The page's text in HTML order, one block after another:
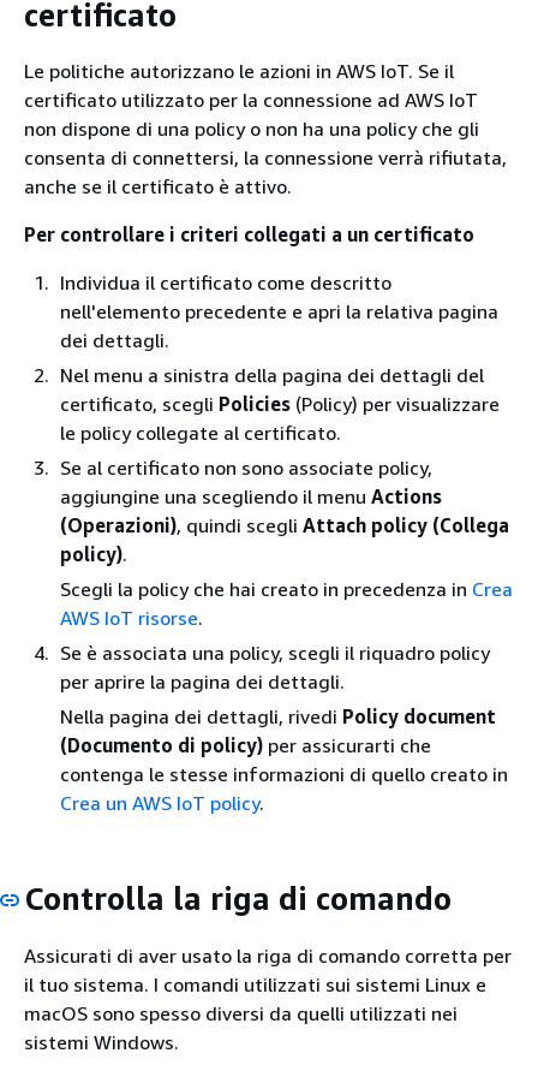
certificato
Le politiche autorizzano le azioni in AWS IoT. Se il
certificato utilizzato per la connessione ad AWS IoT
non dispone di una policy o non ha una policy che gli
consenta di connettersi, la connessione verrà rifiutata,
anche se il certificato è attivo.
Per controllare i criteri collegati a un certificato
Individua il certificato come descritto
nell'elemento precedente e apri la relativa pagina
dei dettagli.
Nel menu a sinistra della pagina dei dettagli del
certificato, scegli Policies (Policy) per visualizzare
le policy collegate al certificato.
Se al certificato non sono associate policy,
aggiungine una scegliendo il menu Actions
(Operazioni), quindi scegli Attach policy (Collega
policy).
Scegli la policy che hai creato in precedenza in Crea
AWS IoT risorse.
Se è associata una policy, scegli il riquadro policy
per aprire la pagina dei dettagli.
Nella pagina dei dettagli, rivedi Policy document
(Documento di policy) per assicurarti che
contenga le stesse informazioni di quello creato in
Crea un AWS IoT policy.
Controlla la riga di comando
Assicurati di aver usato la riga di comando corretta per
il tuo sistema. I comandi utilizzati sui sistemi Linux e
macOS sono spesso diversi da quelli utilizzati nei
sistemi Windows.